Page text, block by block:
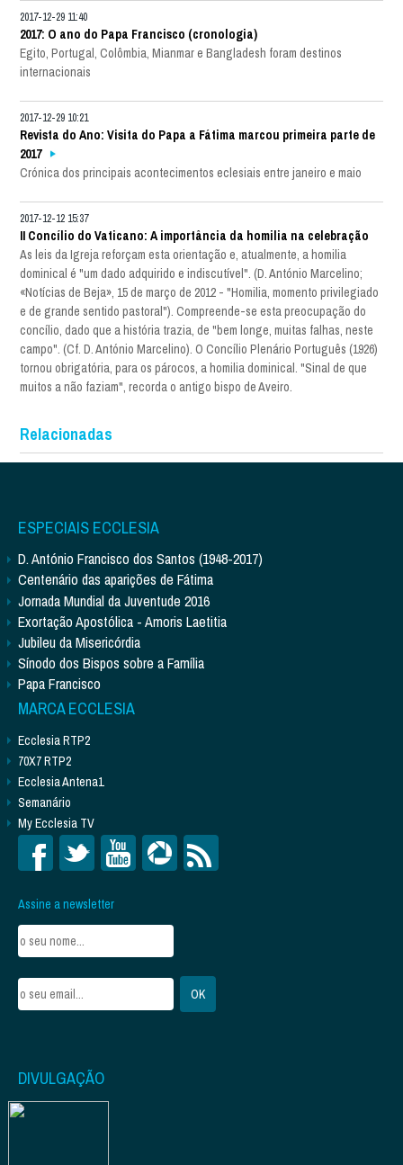
2017-12-29 11:40
2017: O ano do Papa Francisco (cronologia)
Egito, Portugal, Colômbia, Mianmar e Bangladesh foram destinos
internacionais
2017-12-29 10:21
Revista do Ano: Visita do Papa a Fátima marcou primeira parte de
2017
Crónica dos principais acontecimentos eclesiais entre janeiro e maio
2017-12-12 15:37
II Concílio do Vaticano: A importância da homilia na celebração
As leis da Igreja reforçam esta orientação e, atualmente, a homilia
dominical é "um dado adquirido e indiscutível". (D. António Marcelino;
«Notícias de Beja», 15 de março de 2012 - "Homilia, momento privilegiado
e de grande sentido pastoral"). Compreende-se esta preocupação do
concílio, dado que a história trazia, de "bem longe, muitas falhas, neste
campo". (Cf. D. António Marcelino). O Concílio Plenário Português (1926)
tornou obrigatória, para os párocos, a homilia dominical. "Sinal de que
muitos a não faziam", recorda o antigo bispo de Aveiro.
Relacionadas
ESPECIAIS ECCLESIA
D. António Francisco dos Santos (1948-2017)
Centenário das aparições de Fátima
Jornada Mundial da Juventude 2016
Exortação Apostólica - Amoris Laetitia
Jubileu da Misericórdia
Sínodo dos Bispos sobre a Família
Papa Francisco
MARCA ECCLESIA
Ecclesia RTP2
70X7 RTP2
Ecclesia Antena1
Semanário
My Ecclesia TV
Assine a newsletter
DIVULGAÇÃO